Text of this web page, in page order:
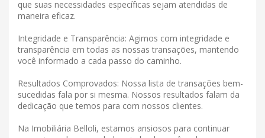
que suas necessidades específicas sejam atendidas de
maneira eficaz.
Integridade e Transparência: Agimos com integridade e
transparência em todas as nossas transações, mantendo
você informado a cada passo do caminho.
Resultados Comprovados: Nossa lista de transações bem-
sucedidas fala por si mesma. Nossos resultados falam da
dedicação que temos para com nossos clientes.
Na Imobiliária Belloli, estamos ansiosos para continuar